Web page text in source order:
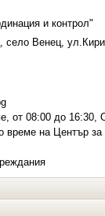
и контрол"
Венец,
от 08:00 до 16:30,
време на Център